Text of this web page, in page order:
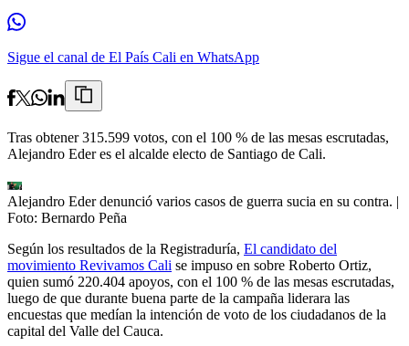
Sigue el canal de El País Cali en WhatsApp
Tras obtener 315.599 votos, con el 100 % de las mesas escrutadas,
Alejandro Eder es el alcalde electo de Santiago de Cali.
Alejandro Eder denunció varios casos de guerra sucia en su contra. |
Foto: Bernardo Peña
Según los resultados de la Registraduría, El candidato del
movimiento Revivamos Cali se impuso en sobre Roberto Ortiz,
quien sumó 220.404 apoyos, con el 100 % de las mesas escrutadas,
luego de que durante buena parte de la campaña liderara las
encuestas que medían la intención de voto de los ciudadanos de la
capital del Valle del Cauca.